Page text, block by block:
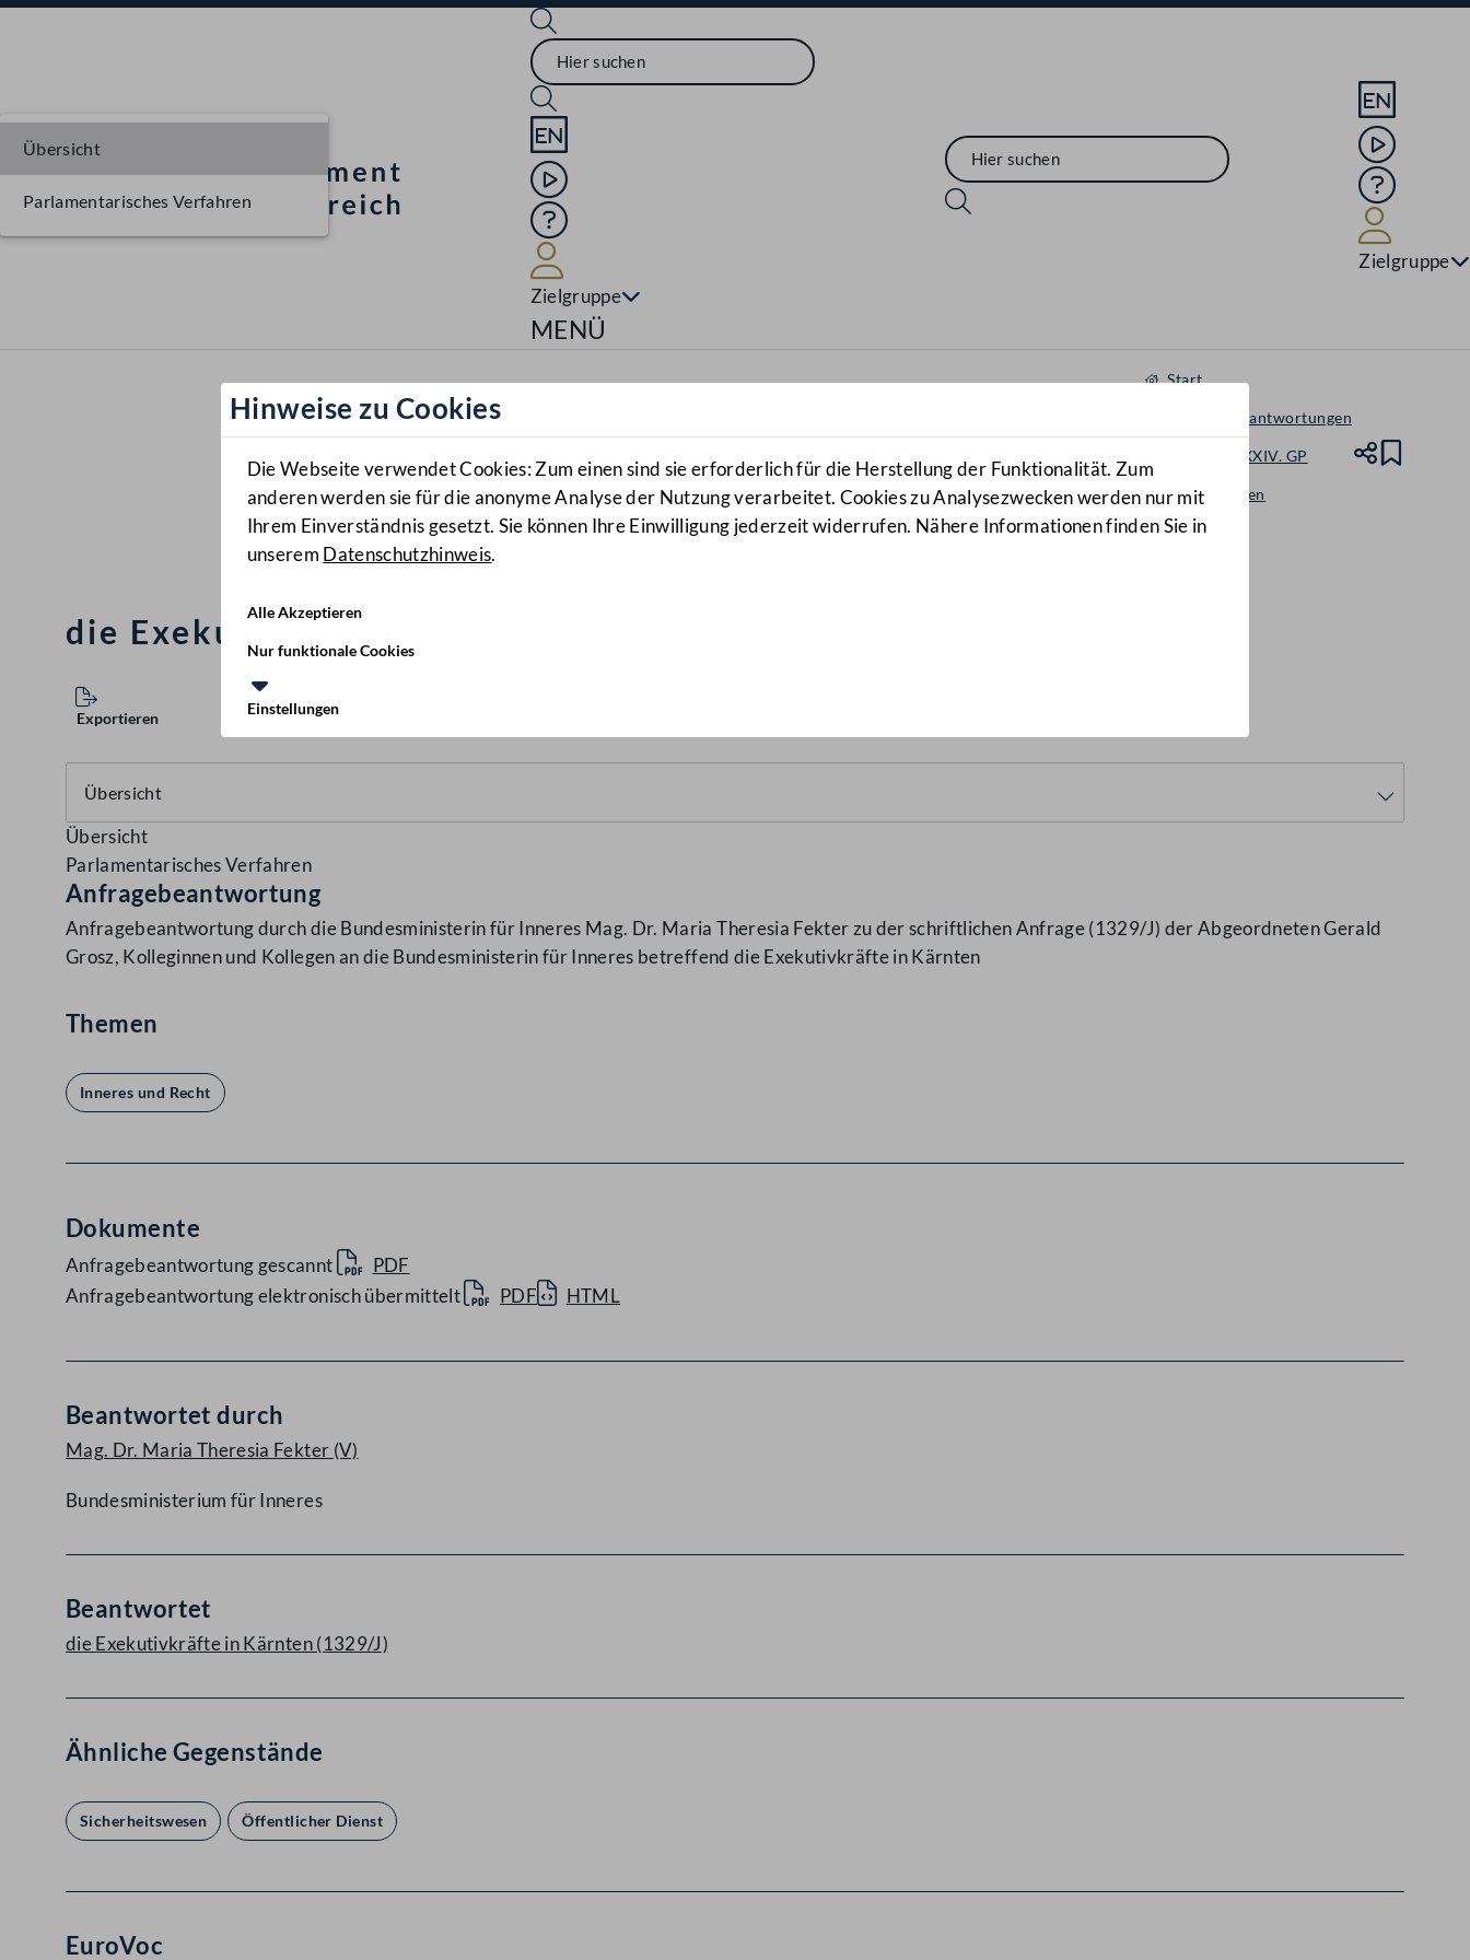
Sprache English
Mediathek
Hilfe
Zielgruppe
Navigationsmenü öffnen
MENÜ
Sprache
Mediathek
Hilfe
Zielgruppe
Hinweise zu Cookies
Die Webseite verwendet Cookies: Zum einen sind sie erforderlich für die Herstellung der Funktionalität. Zum
anderen werden sie für die anonyme Analyse der Nutzung verarbeitet. Cookies zu Analysezwecken werden nur mit
Ihrem Einverständnis gesetzt. Sie können Ihre Einwilligung jederzeit widerrufen. Nähere Informationen finden Sie in
unserem Datenschutzhinweis.
Alle Akzeptieren
Nur funktionale Cookies
Einstellungen
Start
Anfragen & Beantwortungen
Nationalrat - XXIV. GP
Beantwortungen
1371/AB
die Exekutivkräfte in Kärnten
Exportieren
Übersicht
Parlamentarisches Verfahren
Übersicht
Parlamentarisches Verfahren
Anfragebeantwortung
Anfragebeantwortung durch die Bundesministerin für Inneres Mag. Dr. Maria Theresia Fekter zu der schriftlichen Anfrage (1329/J) der Abgeordneten Gerald
Grosz, Kolleginnen und Kollegen an die Bundesministerin für Inneres betreffend die Exekutivkräfte in Kärnten
Themen
Inneres und Recht
Dokumente
Anfragebeantwortung gescannt
PDF
Anfragebeantwortung elektronisch übermittelt
PDF HTML
Beantwortet durch
Mag. Dr. Maria Theresia Fekter (V)
Bundesministerium für Inneres
Beantwortet
die Exekutivkräfte in Kärnten (1329/J)
Ähnliche Gegenstände
Sicherheitswesen Öffentlicher Dienst
EuroVoc